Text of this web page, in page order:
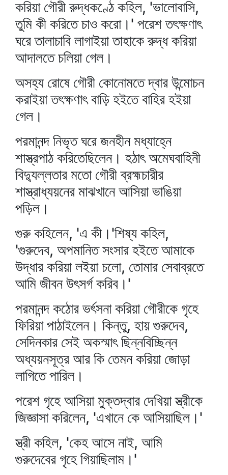
করিয়া গৌরী রুদ্ধকণ্ঠে কহিল, 'ভালোবাসি,
তুমি কী করিতে চাও করো।' পরেশ তৎক্ষণাৎ
ঘরে তালাচাবি লাগাইয়া তাহাকে রুদ্ধ করিয়া
আদালতে চলিয়া গেল।
অসহ্য রোষে গৌরী কোনোমতে দ্বার উন্মোচন
করাইয়া তৎক্ষণাৎ বাড়ি হইতে বাহির হইয়া
গেল।
পরমানন্দ নিভৃত ঘরে জনহীন মধ্যাহ্নে
শাস্ত্রপাঠ করিতেছিলেন। হঠাৎ অমেঘবাহিনী
বিদ্যুল্লতার মতো গৌরী ব্রহ্মচারীর
শাস্ত্রাধ্যয়নের মাঝখানে আসিয়া ভাঙিয়া
পড়িল।
গুরু কহিলেন, 'এ কী।'শিষ্য কহিল,
'গুরুদেব, অপমানিত সংসার হইতে আমাকে
উদ্ধার করিয়া লইয়া চলো, তোমার সেবাব্রতে
আমি জীবন উৎসর্গ করিব।'
পরমানন্দ কঠোর ভর্ৎসনা করিয়া গৌরীকে গৃহে
ফিরিয়া পাঠাইলেন। কিন্তু, হায় গুরুদেব,
সেদিনকার সেই অকস্মাৎ ছিন্নবিচ্ছিন্ন
অধ্যয়নসূত্র আর কি তেমন করিয়া জোড়া
লাগিতে পারিল।
পরেশ গৃহে আসিয়া মুক্তদ্বার দেখিয়া স্ত্রীকে
জিজ্ঞাসা করিলেন, 'এখানে কে আসিয়াছিল।'
স্ত্রী কহিল, 'কেহ আসে নাই, আমি
গুরুদেবের গৃহে গিয়াছিলাম।'